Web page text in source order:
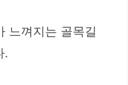
느껴지는 골목길
.